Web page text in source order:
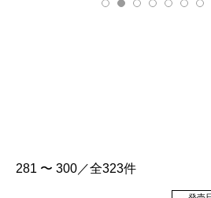
281 〜 300／全323件